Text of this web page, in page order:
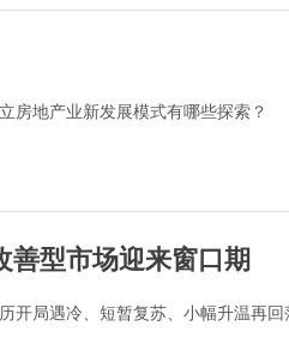
房地产业新发展模式有哪些探索？
善型市场迎来窗口期
开局遇冷、短暂复苏、小幅升温再